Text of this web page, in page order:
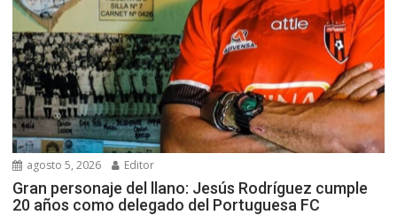
agosto 5, 2026 Editor
Gran personaje del llano: Jesús Rodríguez cumple
20 años como delegado del Portuguesa FC